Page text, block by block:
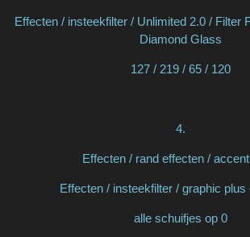
Effecten / insteekfilter / Unlimited 2.0 / Filter
Diamond Glass
127 / 219 / 65 / 120
4.
Effecten / rand effecten /
Effecten / insteekfilter / graphic plus
alle schuifjes op 0